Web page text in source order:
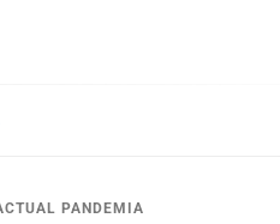
PANDEMIA